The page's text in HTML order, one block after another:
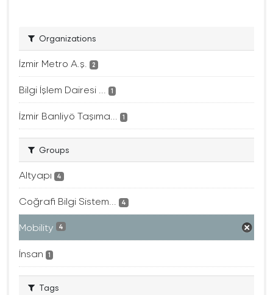
Organizations
İzmir Metro A.ş. 2
Bilgi İşlem Dairesi ... 1
İzmir Banliyö Taşıma... 1
Groups
Altyapı 4
Coğrafi Bilgi Sistem... 4
Mobility 4
İnsan 1
Tags